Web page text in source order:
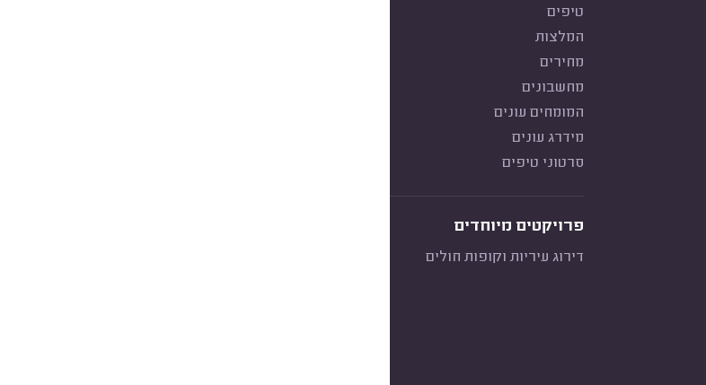
טיפים
המלצות
מחירים
מחשבונים
המומחים עונים
מידרג עונים
סרטוני טיפים
פרויקטים מיוחדים
דירוג עיריות וקופות חולים